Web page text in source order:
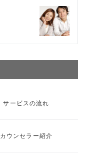
サービスの流れ
カウンセラー紹介